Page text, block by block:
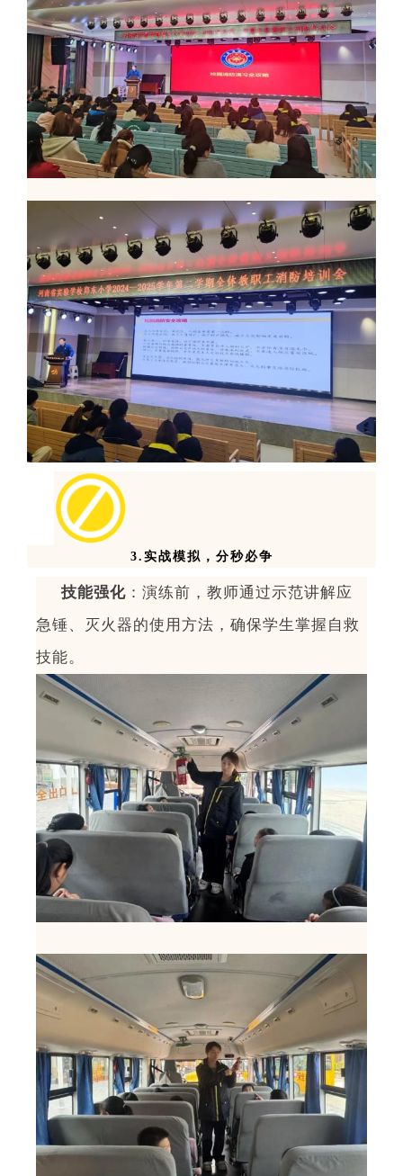
3. 实战模拟，分秒必争
技能强化 ：演练前，教师通过示范讲解应
急锤、灭火器的使用方法，确保学生掌握自救
技能。